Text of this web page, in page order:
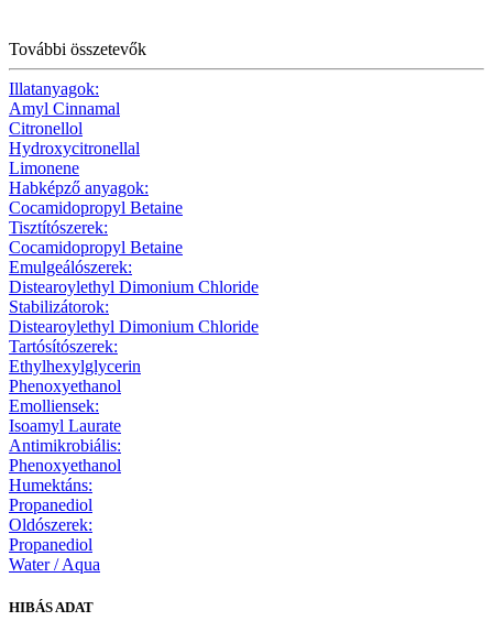
További összetevők
Illatanyagok:
Amyl Cinnamal
Citronellol
Hydroxycitronellal
Limonene
Habképző anyagok:
Cocamidopropyl Betaine
Tisztítószerek:
Cocamidopropyl Betaine
Emulgeálószerek:
Distearoylethyl Dimonium Chloride
Stabilizátorok:
Distearoylethyl Dimonium Chloride
Tartósítószerek:
Ethylhexylglycerin
Phenoxyethanol
Emolliensek:
Isoamyl Laurate
Antimikrobiális:
Phenoxyethanol
Humektáns:
Propanediol
Oldószerek:
Propanediol
Water / Aqua
HIBÁS ADAT